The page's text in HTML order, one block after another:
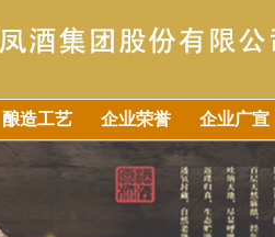
酿造工艺 企业荣誉 企业广宣